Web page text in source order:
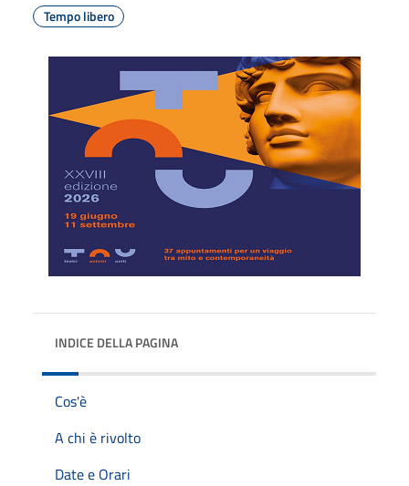
Tempo libero
INDICE DELLA PAGINA
Cos'è
A chi è rivolto
Date e Orari